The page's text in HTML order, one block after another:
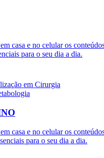
casa e no celular os
para o seu dia a dia.
casa e no celular os
para o seu dia a dia.